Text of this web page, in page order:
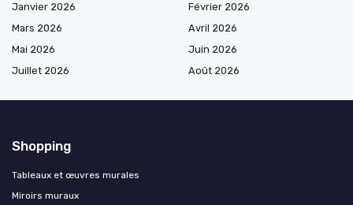
Janvier 2026
Février 2026
Mars 2026
Avril 2026
Mai 2026
Juin 2026
Juillet 2026
Août 2026
Shopping
Tableaux et œuvres murales
Miroirs muraux